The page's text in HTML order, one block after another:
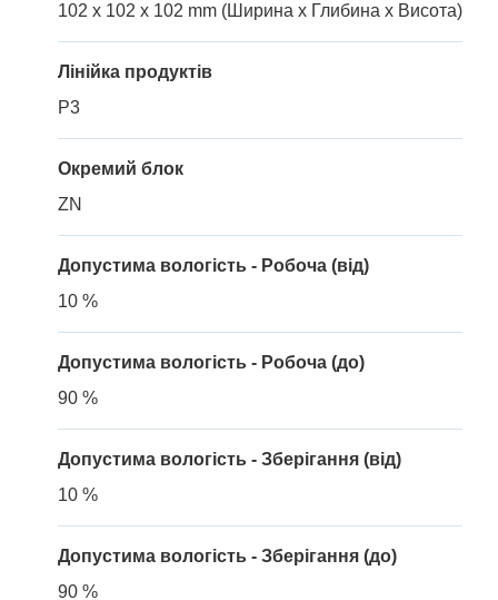
102 x 102 x 102 mm (Ширина x Глибина x Висота)
Лінійка продуктів
P3
Окремий блок
ZN
Допустима вологість - Робоча (від)
10 %
Допустима вологість - Робоча (до)
90 %
Допустима вологість - Зберігання (від)
10 %
Допустима вологість - Зберігання (до)
90 %